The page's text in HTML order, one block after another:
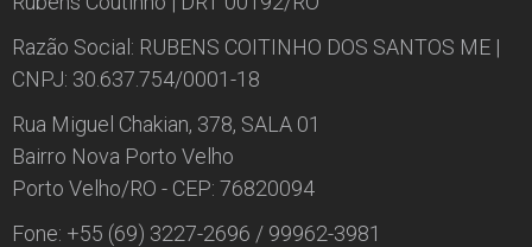
Razão Social: RUBENS COITINHO DOS SANTOS ME |
CNPJ: 30.637.754/0001-18
Rua Miguel Chakian, 378, SALA 01
Bairro Nova Porto Velho
Porto Velho/RO - CEP: 76820094
Fone: +55 (69) 3227-2696 / 99962-3981